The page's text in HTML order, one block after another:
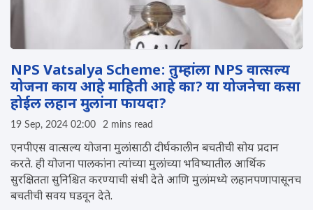
NPS Vatsalya Scheme: तुम्हांला NPS वात्सल्य
योजना काय आहे माहिती आहे का? या योजनेचा कसा
होईल लहान मुलांना फायदा?
19 Sep, 2024 02:00 2 mins read
एनपीएस वात्सल्य योजना मुलांसाठी दीर्घकालीन बचतीची सोय प्रदान
करते. ही योजना पालकांना त्यांच्या मुलांच्या भविष्यातील आर्थिक
सुरक्षितता सुनिश्चित करण्याची संधी देते आणि मुलांमध्ये लहानपणापासूनच
बचतीची सवय घडवून देते.